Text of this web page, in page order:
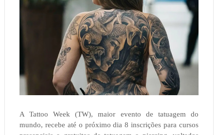
A Tattoo Week (TW), maior evento de tatuagem do
mundo, recebe até o próximo dia 8 inscrições para cursos